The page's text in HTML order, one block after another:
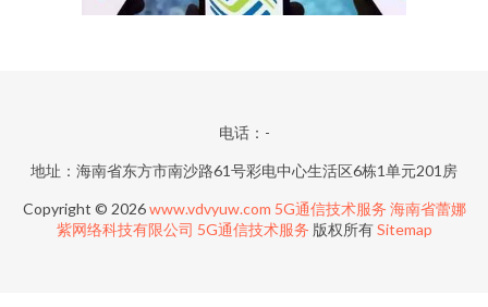
电话：-
地址：海南省东方市南沙路61号彩电中心生活区6栋1单元201房
Copyright © 2026www.vdvyuw.com 5G通信技术服务 海南省蕾娜
紫网络科技有限公司 5G通信技术服务 版权所有Sitemap